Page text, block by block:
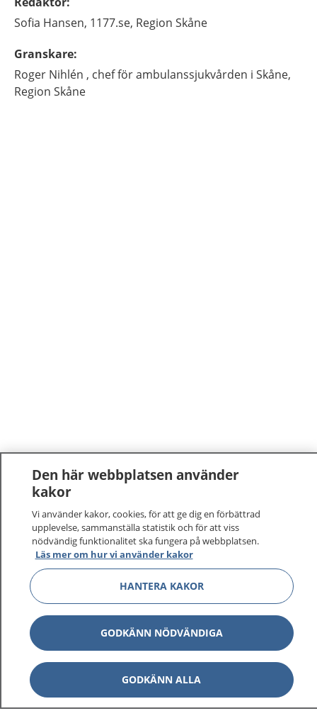
Sofia Hansen, 1177.se, Region Skåne
Granskare:
Roger Nihlén , chef för ambulanssjukvården i Skåne,
Region Skåne
1177–tryggt om din hälsa och vård
På 1177.se får du råd om hälsa och information om
sjukdomar och vilka mottagningar du kan kontakta.
Logga in för att läsa din journal och göra dina
vårdärenden. Ring telefonnummer 1177 för
sjukvårdsrådgivning dygnet runt.
1177 ger dig råd när du vill må bättre.
Den här webbplatsen använder
kakor
Vi använder kakor, cookies, för att ge dig en förbättrad
upplevelse, sammanställa statistik och för att viss
nödvändig funktionalitet ska fungera på webbplatsen.
Läs mer om hur vi använder kakor
HANTERA KAKOR
GODKÄNN NÖDVÄNDIGA
GODKÄNN ALLA